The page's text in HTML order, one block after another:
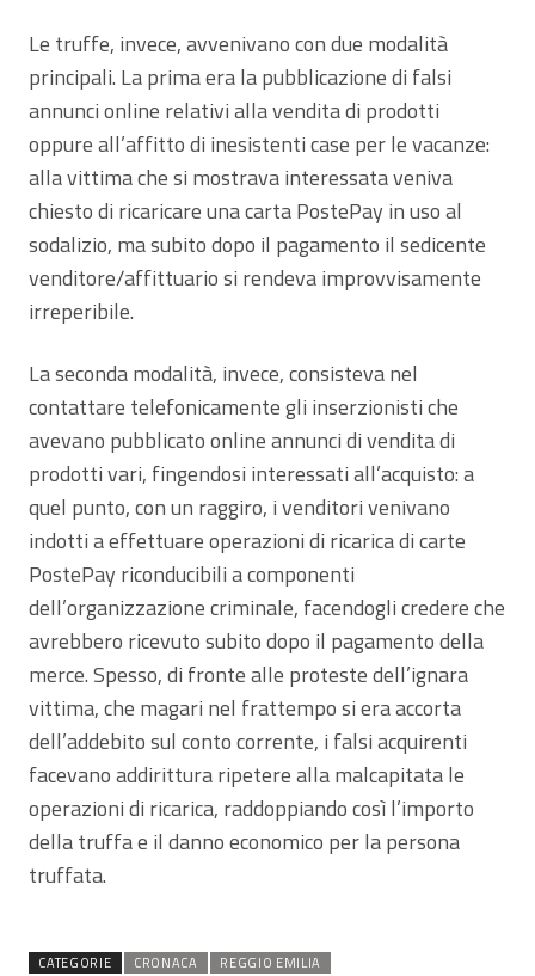
Le truffe, invece, avvenivano con due modalità
principali. La prima era la pubblicazione di falsi
annunci online relativi alla vendita di prodotti
oppure all’affitto di inesistenti case per le vacanze:
alla vittima che si mostrava interessata veniva
chiesto di ricaricare una carta PostePay in uso al
sodalizio, ma subito dopo il pagamento il sedicente
venditore/affittuario si rendeva improvvisamente
irreperibile.
La seconda modalità, invece, consisteva nel
contattare telefonicamente gli inserzionisti che
avevano pubblicato online annunci di vendita di
prodotti vari, fingendosi interessati all’acquisto: a
quel punto, con un raggiro, i venditori venivano
indotti a effettuare operazioni di ricarica di carte
PostePay riconducibili a componenti
dell’organizzazione criminale, facendogli credere che
avrebbero ricevuto subito dopo il pagamento della
merce. Spesso, di fronte alle proteste dell’ignara
vittima, che magari nel frattempo si era accorta
dell’addebito sul conto corrente, i falsi acquirenti
facevano addirittura ripetere alla malcapitata le
operazioni di ricarica, raddoppiando così l’importo
della truffa e il danno economico per la persona
truffata.
CATEGORIE CRONACA
REGGIO EMILIA